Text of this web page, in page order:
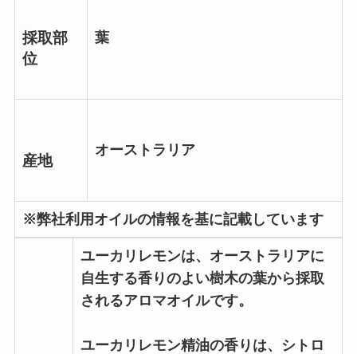
採取部
位
葉
産地
オーストラリア
※弊社利用オイルの情報を基に記載しています
ユーカリレモンは、オーストラリアに
自生する香りのよい樹木の葉から採取
されるアロマオイルです。
ユーカリレモン精油の香りは、シトロ